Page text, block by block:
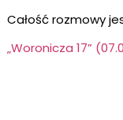
Całość rozmowy
„Woronicza 17”